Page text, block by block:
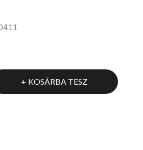
KOSÁRBA TESZ